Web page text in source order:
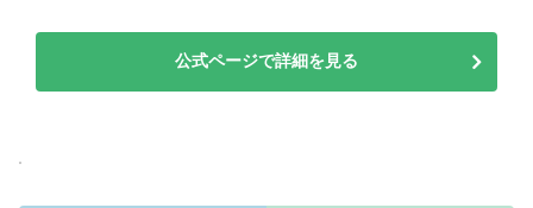
公式ページで詳細を見る